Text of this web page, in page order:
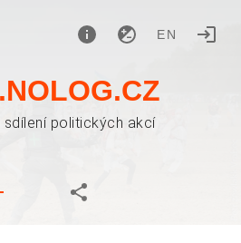
EN
sdílení politických akcí